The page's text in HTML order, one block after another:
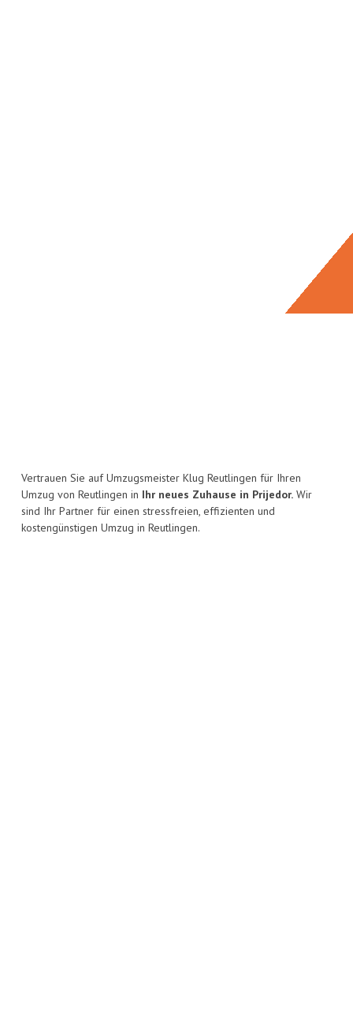
Vertrauen Sie auf Umzugsmeister Klug Reutlingen für Ihren
Umzug von Reutlingen in Ihr neues Zuhause in Prijedor. Wir
sind Ihr Partner für einen stressfreien, effizienten und
kostengünstigen Umzug in Reutlingen.